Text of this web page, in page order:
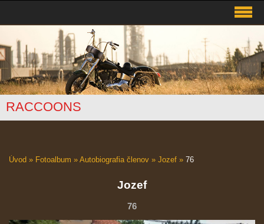
RACCOONS
Úvod » Fotoalbum » Autobiografia členov » Jozef » 76
Jozef
76